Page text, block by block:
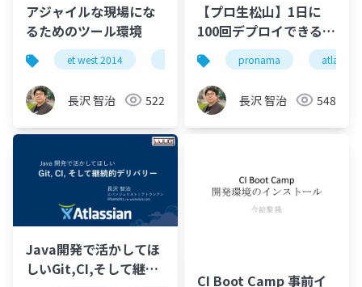
アジャイルな現場にな
るためのツール環境
et west 2014 atlassian アトラシ
長沢 智治 522
【プロ生松山】1日に
100回デプロイできる開
発環境の作り方
#pronama
pronama atlassian
長沢 智治 548
Java開発で活かしてほ
しいGit,CI,そして継続
CI Boot Camp 事前イ